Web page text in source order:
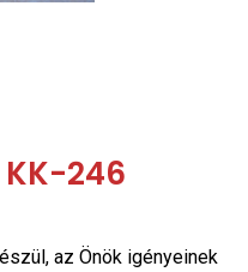
246
az Önök igényeinek